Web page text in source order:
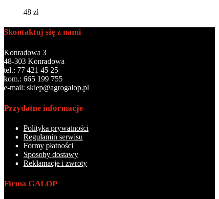
48 zł
Skontaktuj się z nami
Konradowa 3
48-303 Konradowa
tel.: 77 421 45 25
kom.: 665 199 755
e-mail: sklep@agrogalop.pl
Przydatne informacje
Polityka prywatności
Regulamin serwisu
Formy płatności
Sposoby dostawy
Reklamacje i zwroty
Firma GALOP